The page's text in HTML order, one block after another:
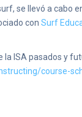
se llevó a cabo
con Surf
la ISA pasados y
course-